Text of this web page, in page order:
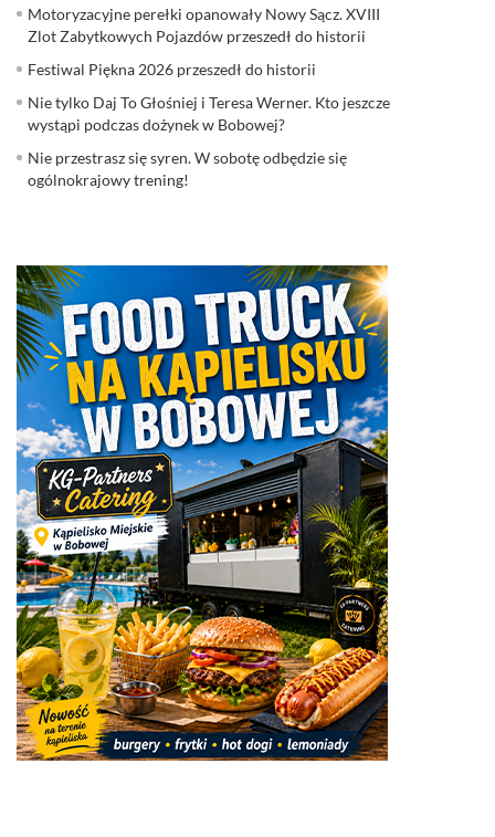
Motoryzacyjne perełki opanowały Nowy Sącz. XVIII
Zlot Zabytkowych Pojazdów przeszedł do historii
Festiwal Piękna 2026 przeszedł do historii
Nie tylko Daj To Głośniej i Teresa Werner. Kto jeszcze
wystąpi podczas dożynek w Bobowej?
Nie przestrasz się syren. W sobotę odbędzie się
ogólnokrajowy trening!